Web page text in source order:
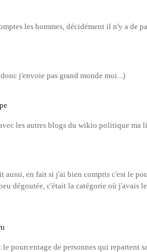
les hommes, décidément il n'y a de
j'envoie pas grand monde moi...)
les autres blogs du wikio politique ma
en fait si j'ai bien compris c'est le
dégoutée, c'était la catégorie où j'avais
pourcentage de personnes qui repartent